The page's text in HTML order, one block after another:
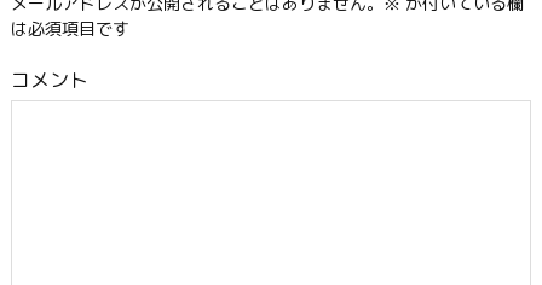
は必須項目です
コメント